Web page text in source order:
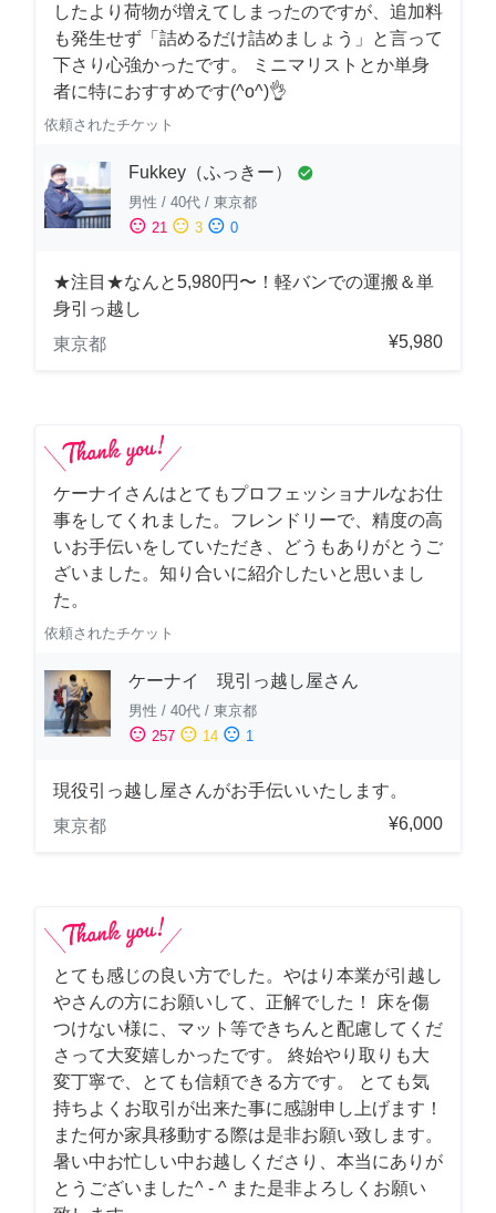
したより荷物が増えてしまったのですが、追加料
も発生せず「詰めるだけ詰めましょう」と言って
下さり心強かったです。 ミニマリストとか単身
者に特におすすめです(^o^)👌
依頼されたチケット
Fukkey（ふっきー） check_circle
男性 / 40代 / 東京都
sentiment_satisfied 21 sentiment_neutral 3 sentiment_dissatisfied 0
★注目★なんと5,980円〜！軽バンでの運搬＆単
身引っ越し
東京都
¥5,980
ケーナイさんはとてもプロフェッショナルなお仕
事をしてくれました。フレンドリーで、精度の高
いお手伝いをしていただき、どうもありがとうご
ざいました。知り合いに紹介したいと思いまし
た。
依頼されたチケット
ケーナイ 現引っ越し屋さん
男性 / 40代 / 東京都
sentiment_satisfied 257 sentiment_neutral 14 sentiment_dissatisfied 1
現役引っ越し屋さんがお手伝いいたします。
東京都
¥6,000
とても感じの良い方でした。やはり本業が引越し
やさんの方にお願いして、正解でした！ 床を傷
つけない様に、マット等できちんと配慮してくだ
さって大変嬉しかったです。 終始やり取りも大
変丁寧で、とても信頼できる方です。 とても気
持ちよくお取引が出来た事に感謝申し上げます！
また何か家具移動する際は是非お願い致します。
暑い中お忙しい中お越しくださり、本当にありが
とうございました^ - ^ また是非よろしくお願い